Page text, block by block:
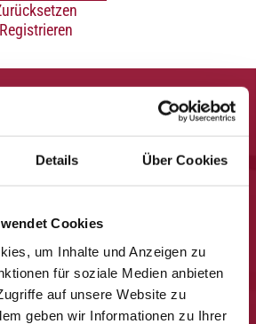
Details Über Cookies
Cookies
um Inhalte und Anzeigen zu
für soziale Medien anbieten
auf unsere Website zu
geben wir Informationen zu Ihrer
Registrieren
und
mehr